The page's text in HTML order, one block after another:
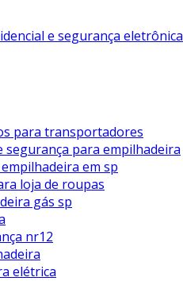
e segurança eletrônica
para transportadores
segurança para empilhadeira
em sp
loja de roupas
gás sp
nr12
elétrica